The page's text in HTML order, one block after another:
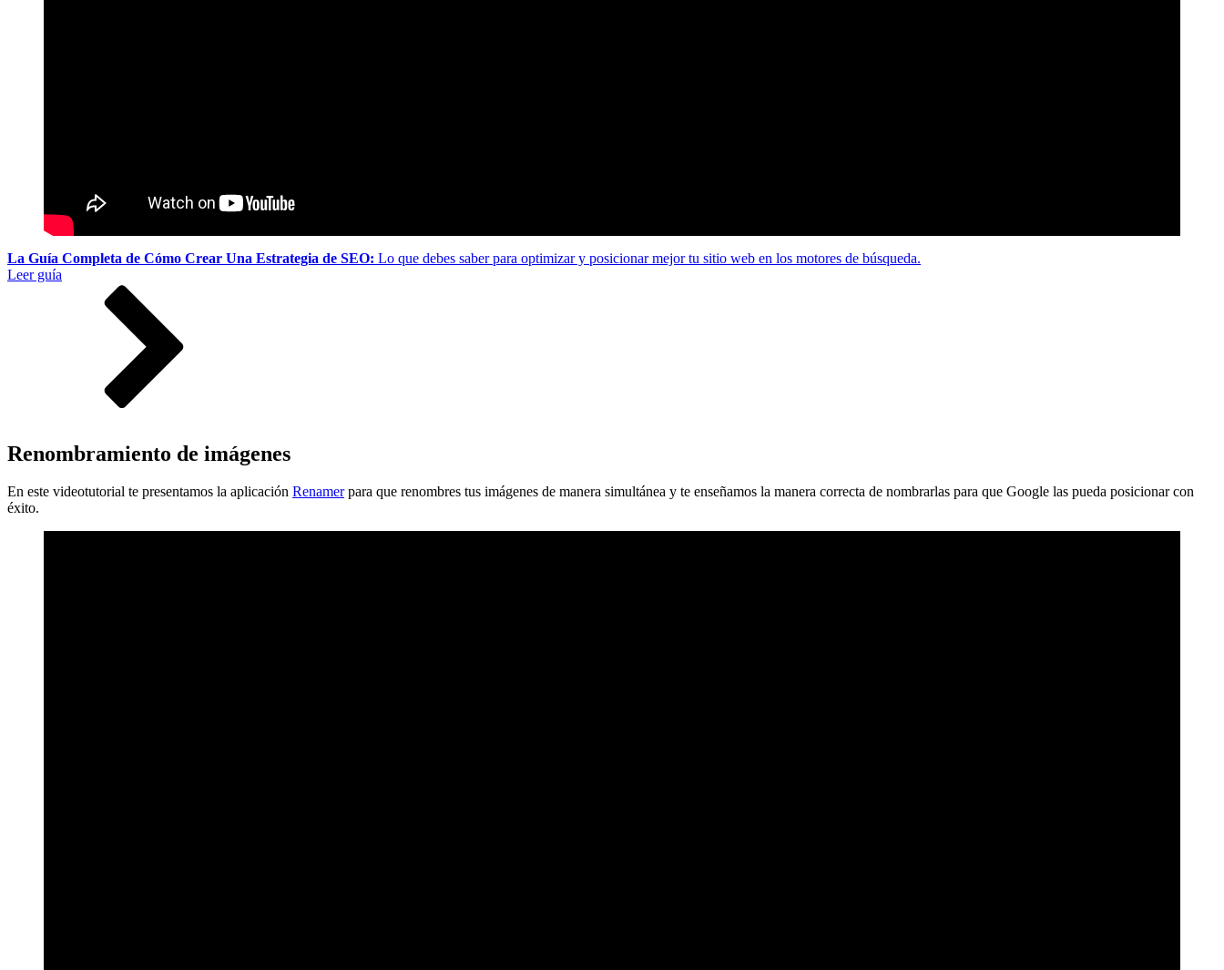
La Guía Completa de Cómo Crear Una Estrategia de SEO: Lo que debes saber para optimizar y posicionar mejor tu sitio web en los motores de búsqueda.
Leer guía
Renombramiento de imágenes
En este videotutorial te presentamos la aplicación Renamerpara que renombres tus imágenes de manera simultánea y te enseñamos la manera correcta de nombrarlas para que Google las pueda posicionar con
éxito.